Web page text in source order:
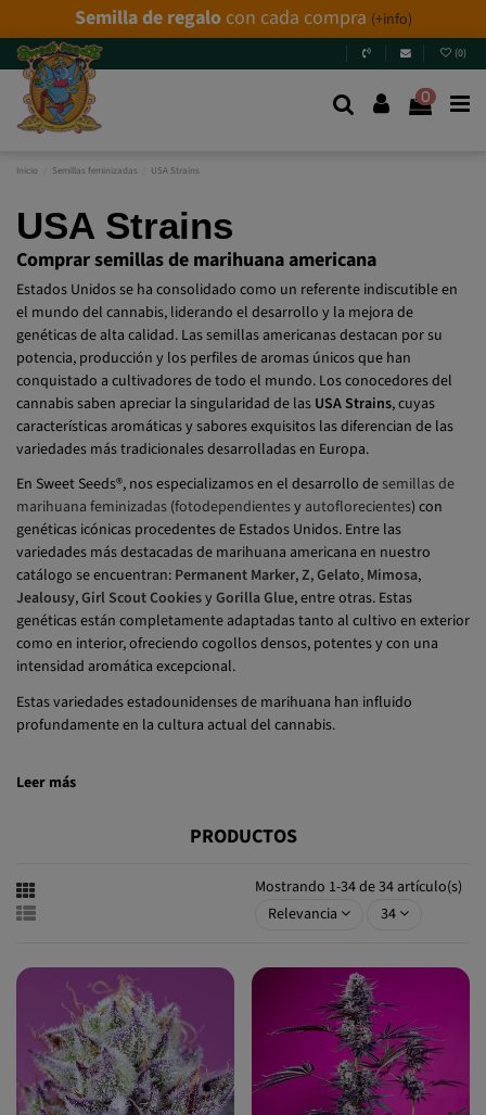
Semilla de regalocon cada compra (+info)
(0)
0
Inicio Semillas feminizadas USA Strains
USA Strains
Comprar semillas de marihuana americana
Estados Unidos se ha consolidado como un referente indiscutible en
el mundo del cannabis, liderando el desarrollo y la mejora de
genéticas de alta calidad. Las semillas americanas destacan por su
potencia, producción y los perfiles de aromas únicos que han
conquistado a cultivadores de todo el mundo. Los conocedores del
cannabis saben apreciar la singularidad de las USA Strains, cuyas
características aromáticas y sabores exquisitos las diferencian de las
variedades más tradicionales desarrolladas en Europa.
En Sweet Seeds®, nos especializamos en el desarrollo de semillas de
marihuana feminizadas (fotodependientesy autoflorecientes) con
genéticas icónicas procedentes de Estados Unidos. Entre las
variedades más destacadas de marihuana americana en nuestro
catálogo se encuentran: Permanent Marker,Z,Gelato, Mimosa,
Jealousy,Girl Scout Cookiesy Gorilla Glue, entre otras. Estas
genéticas están completamente adaptadas tanto al cultivo en exterior
como en interior, ofreciendo cogollos densos, potentes y con una
intensidad aromática excepcional.
Estas variedades estadounidenses de marihuana han influido
profundamente en la cultura actual del cannabis.
Leer más
PRODUCTOS
Mostrando 1-34 de 34 artículo(s)
Relevancia
34